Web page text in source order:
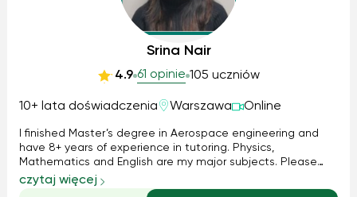
Srina Nair
4.9 61 opinie 105 uczniów
10+ lata doświadczenia Warszawa Online
I finished Master’s degree in Aerospace engineering and
have 8+ years of experience in tutoring. Physics,
Mathematics and English are my major subjects. Please
contact for more details and information. I am flexible
about the schedule and weekends work perfectly good. I
czytaj więcej